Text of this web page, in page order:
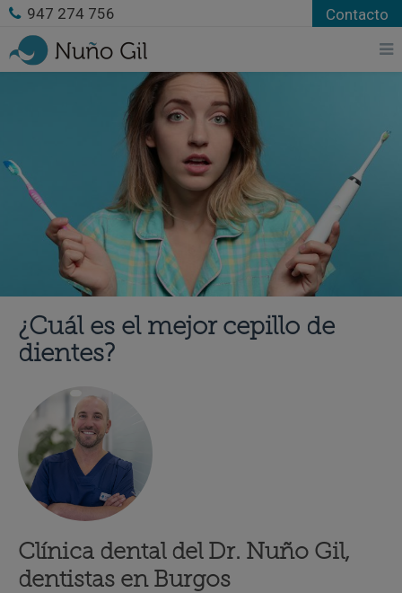
¿Cuál es el mejor cepillo de
dientes?
Clínica dental del Dr. Nuño Gil,
dentistas en Burgos
947 274 756 Contacto